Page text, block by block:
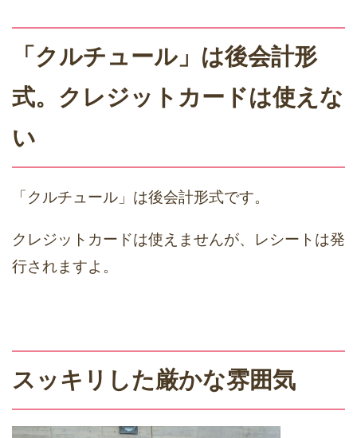
「クルチュール」は後会計形
式。クレジットカードは使えな
い
「クルチュール」は後会計形式です。
クレジットカードは使えませんが、レシートは発
行されますよ。
スッキリした厳かな雰囲気